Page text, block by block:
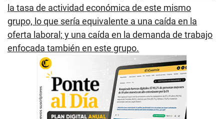
la tasa de actividad económica de este mismo
grupo, lo que sería equivalente a una caída en la
oferta laboral; y una caída en la demanda de trabajo
enfocada también en este grupo.